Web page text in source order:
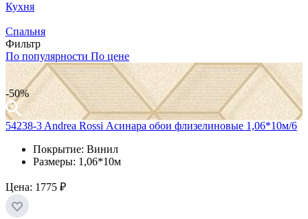
Кухня
Спальня
Фильтр
По популярности По цене
-50%
54238-3 Andrea Rossi Асинара обои флизелиновые 1,06*10м/6
Покрытие: Винил
Размеры: 1,06*10м
Цена: 1775 ₽